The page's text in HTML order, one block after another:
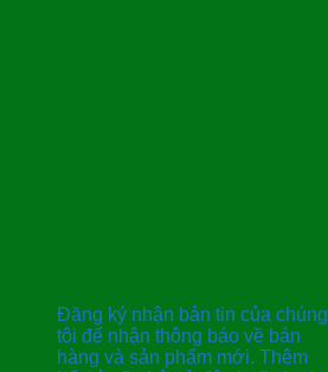
Đăng ký nhận bản tin của chúng
tôi để nhận thông báo về bán
hàng và sản phẩm mới. Thêm